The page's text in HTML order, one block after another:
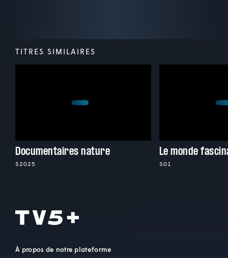
TITRES SIMILAIRES
Documentaires nature
S2025
Le monde
S01
À propos de notre plateforme